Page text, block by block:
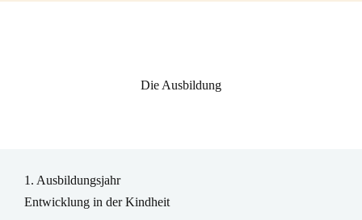
Die Ausbildung
1. Ausbildungsjahr
Entwicklung in der Kindheit